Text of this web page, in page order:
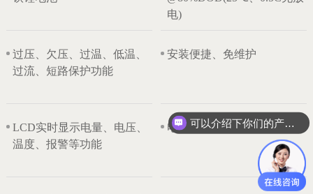
电)
过压、欠压、过温、低温、
过流、短路保护功能
安装便捷、免维护
LCD实时显示电量、电压、
温度、报警等功能
电池被动均衡 可以介绍下你们的产品么？